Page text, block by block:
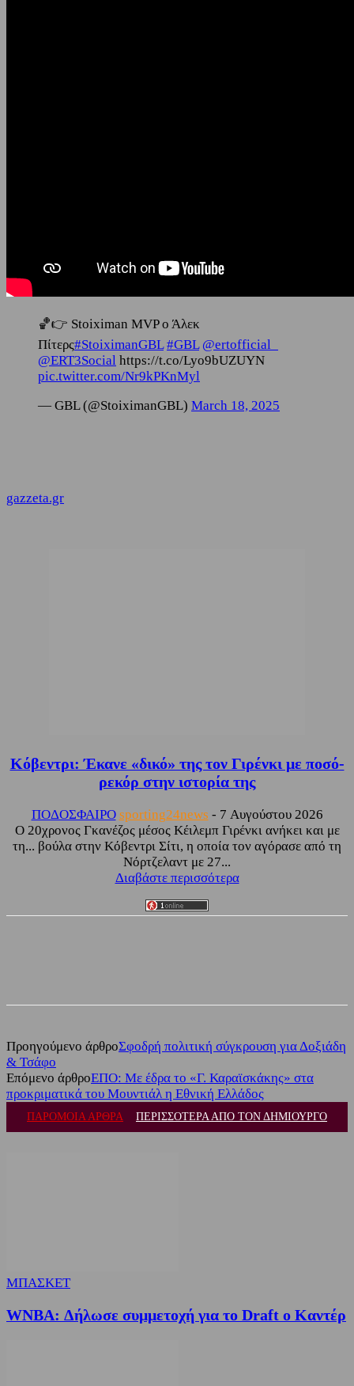
🏀👉 Stoiximan MVP ο Άλεκ
Πίτερς#StoiximanGBL #GBL @ertofficial_
@ERT3Social https://t.co/Lyo9bUZUYN
pic.twitter.com/Nr9kPKnMyl
— GBL (@StoiximanGBL) March 18, 2025
gazzeta.gr
Κόβεντρι: Έκανε «δικό» της τον Γιρένκι με ποσό-
ρεκόρ στην ιστορία της
ΠΟΔΟΣΦΑΙΡΟ sporting24news - 7 Αυγούστου 2026
Ο 20χρονος Γκανέζος μέσος Κέιλεμπ Γιρένκι ανήκει και με
τη... βούλα στην Κόβεντρι Σίτι, η οποία τον αγόρασε από τη
Νόρτζελαντ με 27...
Διαβάστε περισσότερα
Προηγούμενο άρθροΣφοδρή πολιτική σύγκρουση για Δοξιάδη
& Τσάφο
Επόμενο άρθροΕΠΟ: Με έδρα το «Γ. Καραϊσκάκης» στα
προκριματικά του Μουντιάλ η Εθνική Ελλάδος
ΠΑΡΟΜΟΙΑ ΑΡΘΡΑ ΠΕΡΙΣΣΟΤΕΡΑ ΑΠΟ ΤΟΝ ΔΗΜΙΟΥΡΓΟ
ΜΠΑΣΚΕΤ
WNBA: Δήλωσε συμμετοχή για το Draft ο Καντέρ